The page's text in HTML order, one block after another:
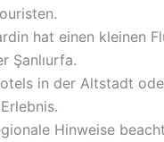
hat einen kleinen
Şanlıurfa.
in der Altstadt
Hinweise